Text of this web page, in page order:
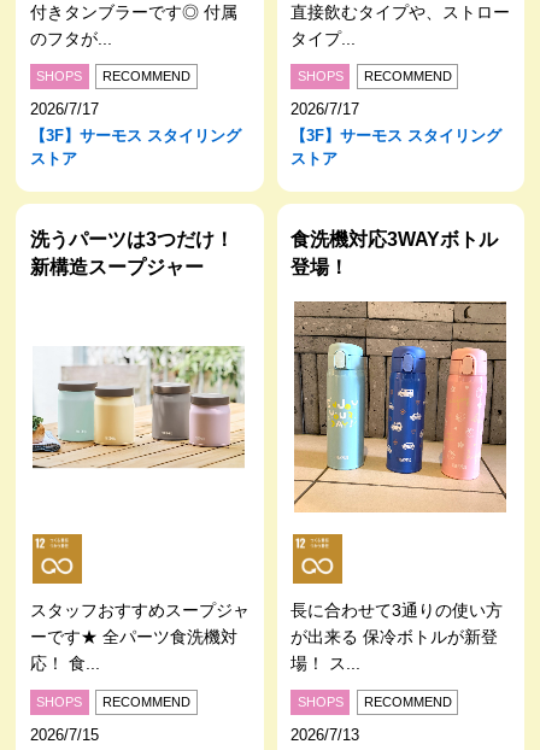
付きタンブラーです◎ 付属
のフタが...
SHOPS RECOMMEND
2026/7/17
【3F】サーモス スタイリング
ストア
直接飲むタイプや、ストロー
タイプ...
SHOPS RECOMMEND
2026/7/17
【3F】サーモス スタイリング
ストア
洗うパーツは3つだけ！
新構造スープジャー
スタッフおすすめスープジャ
ーです★ 全パーツ食洗機対
応！ 食...
SHOPS RECOMMEND
2026/7/15
食洗機対応3WAYボトル
登場！
長に合わせて3通りの使い方
が出来る 保冷ボトルが新登
場！ ス...
SHOPS RECOMMEND
2026/7/13